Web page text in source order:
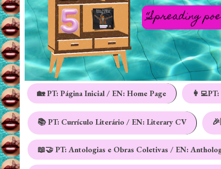
🏡 PT: Página Inicial / EN: Home Page
📚 PT: Currículo Literário / EN: Literary CV
📖🤝 PT: Antologias e Obras Coletivas / EN: